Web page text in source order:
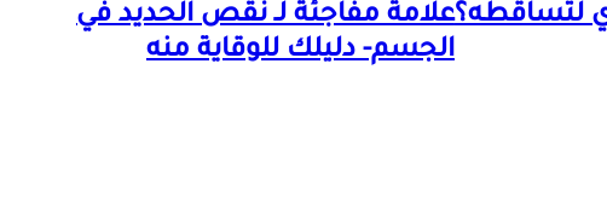
لتساقطه؟علامة مفاجئة لـ نقص الحديد في
الجسم- دليلك للوقاية منه